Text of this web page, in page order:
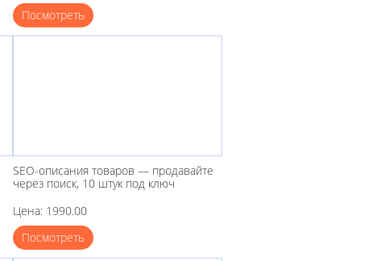
Посмотреть
SEO-описания товаров — продавайте
через поиск, 10 штук под ключ
Цена: 1990.00
Посмотреть